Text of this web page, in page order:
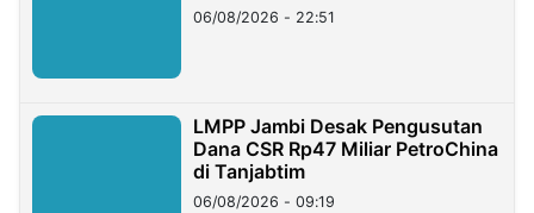
06/08/2026 - 22:51
LMPP Jambi Desak Pengusutan
Dana CSR Rp47 Miliar PetroChina
di Tanjabtim
06/08/2026 - 09:19